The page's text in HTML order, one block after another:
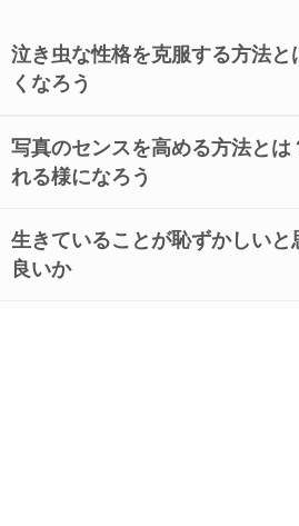
泣き虫な性格を克服する方法と
くなろう
写真のセンスを高める方法とは
れる様になろう
生きていることが恥ずかしいと
良いか